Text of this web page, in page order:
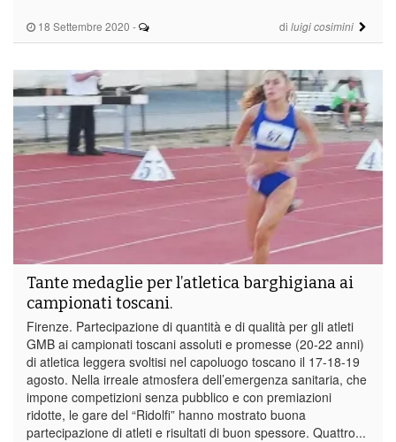
18 Settembre 2020 - di luigi cosimini
Tante medaglie per l’atletica barghigiana ai
campionati toscani.
Firenze. Partecipazione di quantità e di qualità per gli atleti
GMB ai campionati toscani assoluti e promesse (20-22 anni)
di atletica leggera svoltisi nel capoluogo toscano il 17-18-19
agosto. Nella irreale atmosfera dell’emergenza sanitaria, che
impone competizioni senza pubblico e con premiazioni
ridotte, le gare del “Ridolfi” hanno mostrato buona
partecipazione di atleti e risultati di buon spessore. Quattro...